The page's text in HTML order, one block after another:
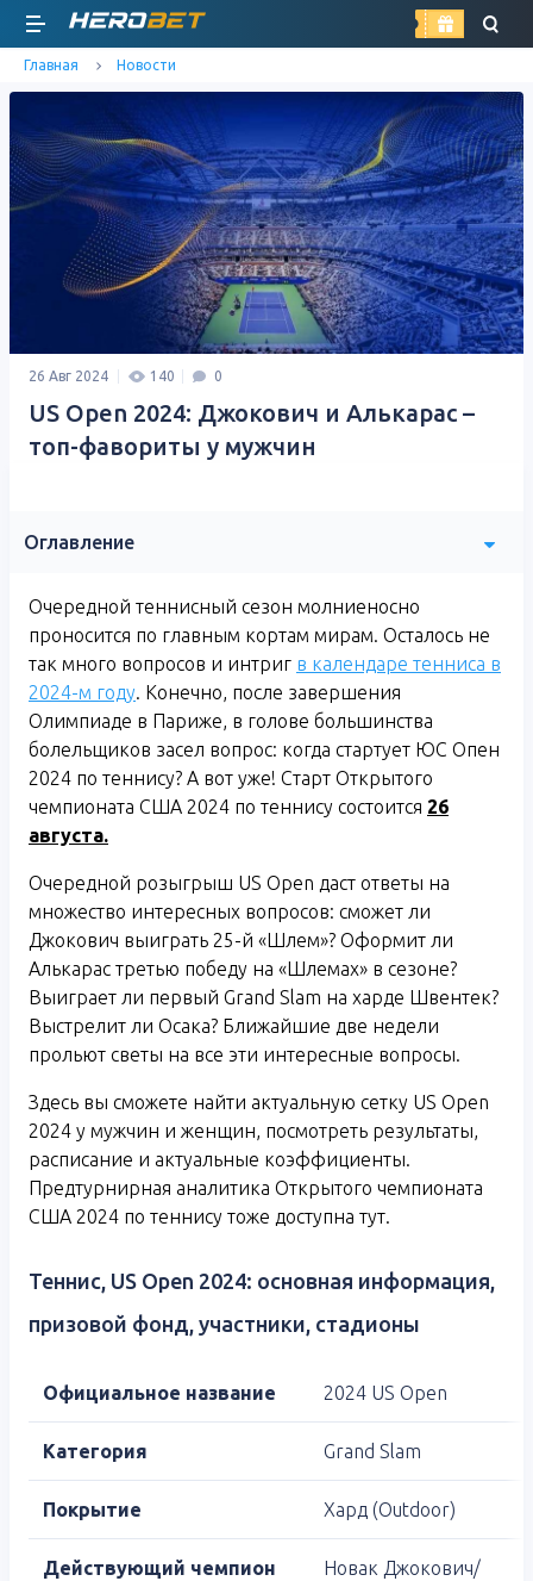
найти
Главная Новости
26 Авг 2024 140 0
US Open 2024: Джокович и Алькарас –
топ-фавориты у мужчин
Оглавление
Очередной теннисный сезон молниеносно
проносится по главным кортам мирам. Осталось не
так много вопросов и интриг в календаре тенниса в
2024-м году. Конечно, после завершения
Олимпиаде в Париже, в голове большинства
болельщиков засел вопрос: когда стартует ЮС Опен
2024 по теннису? А вот уже! Старт Открытого
чемпионата США 2024 по теннису состоится 26
августа.
Очередной розыгрыш US Open даст ответы на
множество интересных вопросов: сможет ли
Джокович выиграть 25-й «Шлем»? Оформит ли
Алькарас третью победу на «Шлемах» в сезоне?
Выиграет ли первый Grand Slam на харде Швентек?
Выстрелит ли Осака? Ближайшие две недели
прольют светы на все эти интересные вопросы.
Здесь вы сможете найти актуальную сетку US Open
2024 у мужчин и женщин, посмотреть результаты,
расписание и актуальные коэффициенты.
Предтурнирная аналитика Открытого чемпионата
США 2024 по теннису тоже доступна тут.
Теннис, US Open 2024: основная информация,
призовой фонд, участники, стадионы
Официальное название 2024 US Open
Категория Grand Slam
Покрытие Хард (Outdoor)
Действующий чемпион
Новак Джокович/